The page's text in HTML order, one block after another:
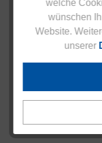
welche
wünschen
Website.
unserer